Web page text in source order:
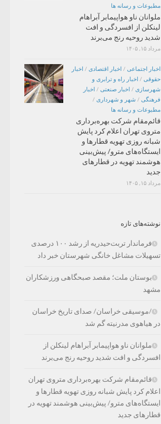
مطبوعات و رسانه ها
ملوانان ناو هواپیمابر آبراهام
لینکلن از افسردگی و افت
شدید روحیه رنج می‌برند
مرداد ۱۵, ۱۴۰۵
اخبار اجتماعی / اخبار اقتصادی / اخبار
حقوقی / اخبار راه و ترابری و
شهرسازی / اخبار صنعتی / اخبار
فرهنگی / شهر و شهرداری /
مطبوعات و رسانه ها
قائم‌مقام شرکت بهره‌برداری
متروی تهران اعلام کرد پایش
شبانه روزی تهویه قطارها و
ایستگاه‌های مترو/ پیش‌بینی
هوشمند تهویه در قطارهای
جدید
مرداد ۱۵, ۱۴۰۵
نوشته‌های تازه
فرماندار تربت‌حیدریه از رشد ۱۰۰ درصدی
تسهیلات مشاغل خانگی شهرستان خبر داد
بوستان ملت؛ مقصد صبحگاهی ورزشکاران
مشهد
/موسیقی خراسان/ صدای تاریخ خراسان
در هیاهوی مدرنیته گم شد
ملوانان ناو هواپیمابر آبراهام لینکلن از
افسردگی و افت شدید روحیه رنج می‌برند
قائم‌مقام شرکت بهره‌برداری متروی تهران
اعلام کرد پایش شبانه روزی تهویه قطارها و
ایستگاه‌های مترو/ پیش‌بینی هوشمند تهویه در
قطارهای جدید